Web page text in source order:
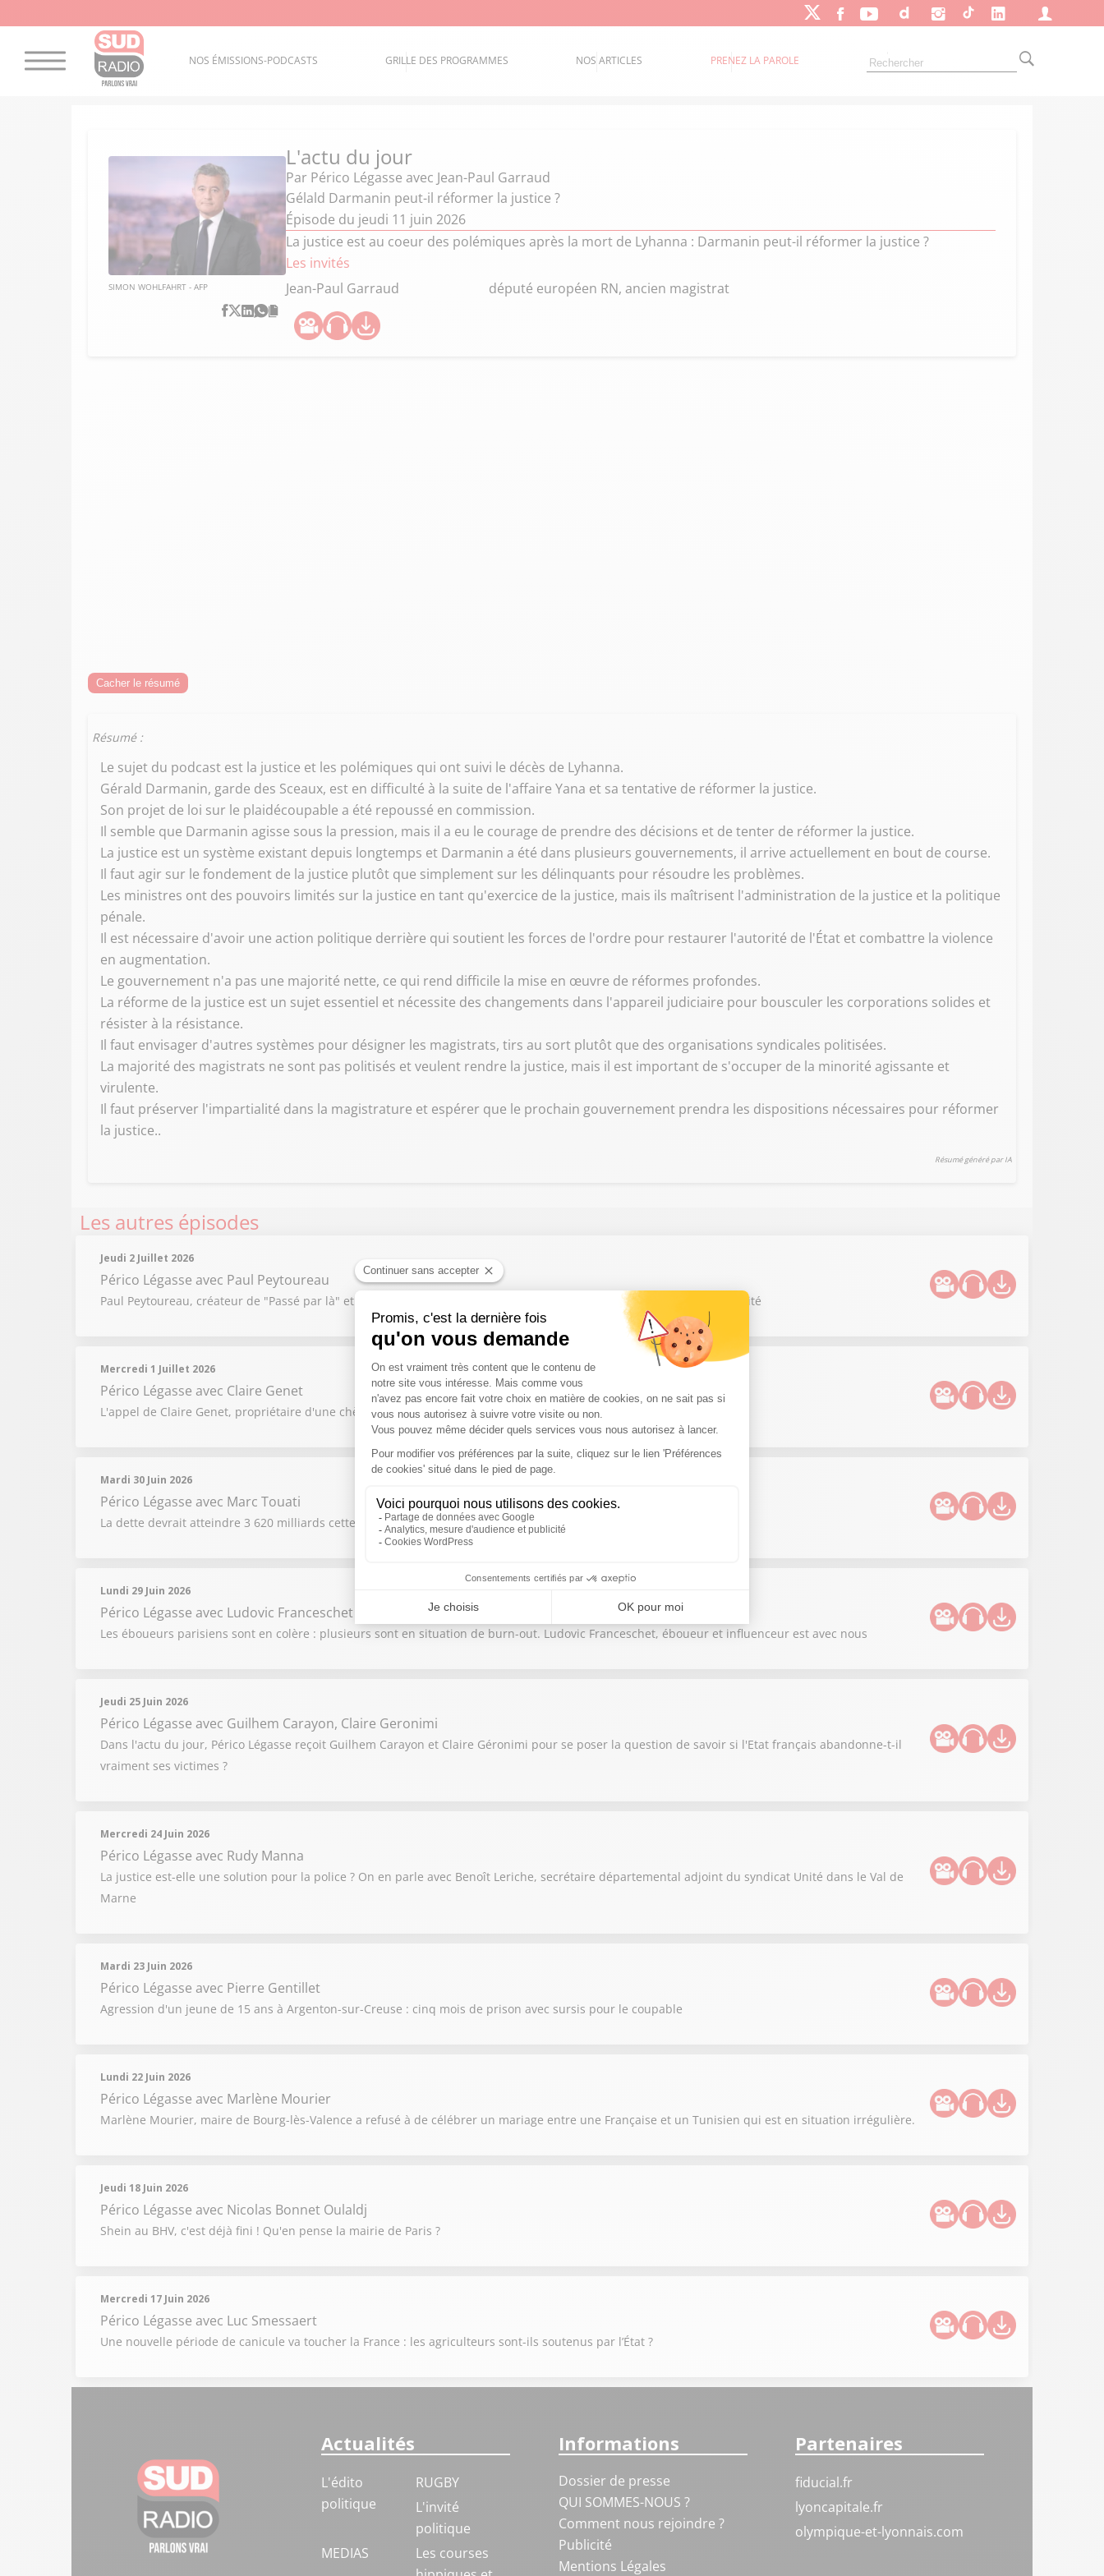
NOS ÉMISSIONS-PODCASTS GRILLE DES PROGRAMMES NOS ARTICLES PRENEZ LA PAROLE
SIMON WOHLFAHRT - AFP
L'actu du jour
Par Périco Légasse avec Jean-Paul Garraud
Gélald Darmanin peut-il réformer la justice ?
Épisode du jeudi 11 juin 2026
La justice est au coeur des polémiques après la mort de Lyhanna : Darmanin peut-il réformer la justice ?
Les invités
Jean-Paul Garraud
député européen RN, ancien magistrat
Cacher le résumé
Résumé :
Le sujet du podcast est la justice et les polémiques qui ont suivi le décès de Lyhanna.
Gérald Darmanin, garde des Sceaux, est en difficulté à la suite de l'affaire Yana et sa tentative de réformer la justice.
Son projet de loi sur le plaidécoupable a été repoussé en commission.
Il semble que Darmanin agisse sous la pression, mais il a eu le courage de prendre des décisions et de tenter de réformer la justice.
La justice est un système existant depuis longtemps et Darmanin a été dans plusieurs gouvernements, il arrive actuellement en bout de course.
Il faut agir sur le fondement de la justice plutôt que simplement sur les délinquants pour résoudre les problèmes.
Les ministres ont des pouvoirs limités sur la justice en tant qu'exercice de la justice, mais ils maîtrisent l'administration de la justice et la politique
pénale.
Il est nécessaire d'avoir une action politique derrière qui soutient les forces de l'ordre pour restaurer l'autorité de l'État et combattre la violence
en augmentation.
Le gouvernement n'a pas une majorité nette, ce qui rend difficile la mise en œuvre de réformes profondes.
La réforme de la justice est un sujet essentiel et nécessite des changements dans l'appareil judiciaire pour bousculer les corporations solides et
résister à la résistance.
Il faut envisager d'autres systèmes pour désigner les magistrats, tirs au sort plutôt que des organisations syndicales politisées.
La majorité des magistrats ne sont pas politisés et veulent rendre la justice, mais il est important de s'occuper de la minorité agissante et
virulente.
Il faut préserver l'impartialité dans la magistrature et espérer que le prochain gouvernement prendra les dispositions nécessaires pour réformer
la justice..
Résumé généré par IA
Les autres épisodes
Jeudi 2 Juillet 2026
Périco Légasse avec Paul Peytoureau
Paul Peytoureau, créateur de "Passé par là" et youtubeur donne la parole à nos ainés en les écoutant : il est notre invité
Mercredi 1 Juillet 2026
Périco Légasse avec Claire Genet
L'appel de Claire Genet, propriétaire d'une chèvrerie fromagerie dans l'Yonne qui lutte contre la canicule
Mardi 30 Juin 2026
Périco Légasse avec Marc Touati
La dette devrait atteindre 3 620 milliards cette année : concrètement qu’est ce qu’il risque de se passer ?
Lundi 29 Juin 2026
Périco Légasse avec Ludovic Franceschet
Les éboueurs parisiens sont en colère : plusieurs sont en situation de burn-out. Ludovic Franceschet, éboueur et influenceur est avec nous
Jeudi 25 Juin 2026
Périco Légasse avec Guilhem Carayon, Claire Geronimi
Dans l'actu du jour, Périco Légasse reçoit Guilhem Carayon et Claire Géronimi pour se poser la question de savoir si l'Etat français abandonne-t-il
vraiment ses victimes ?
Mercredi 24 Juin 2026
Périco Légasse avec Rudy Manna
La justice est-elle une solution pour la police ? On en parle avec Benoît Leriche, secrétaire départemental adjoint du syndicat Unité dans le Val de
Marne
Mardi 23 Juin 2026
Périco Légasse avec Pierre Gentillet
Agression d'un jeune de 15 ans à Argenton-sur-Creuse : cinq mois de prison avec sursis pour le coupable
Lundi 22 Juin 2026
Périco Légasse avec Marlène Mourier
Marlène Mourier, maire de Bourg-lès-Valence a refusé à de célébrer un mariage entre une Française et un Tunisien qui est en situation irrégulière.
Jeudi 18 Juin 2026
Périco Légasse avec Nicolas Bonnet Oulaldj
Shein au BHV, c'est déjà fini ! Qu'en pense la mairie de Paris ?
Mercredi 17 Juin 2026
Périco Légasse avec Luc Smessaert
Une nouvelle période de canicule va toucher la France : les agriculteurs sont-ils soutenus par l’État ?
Actualités
L'édito
politique
RUGBY
L'invité
politique
MEDIAS
Les courses
Informations
Dossier de presse
QUI SOMMES-NOUS ?
Comment nous rejoindre ?
Publicité
Mentions Légales
Partenaires
fiducial.fr
lyoncapitale.fr
olympique-et-lyonnais.com